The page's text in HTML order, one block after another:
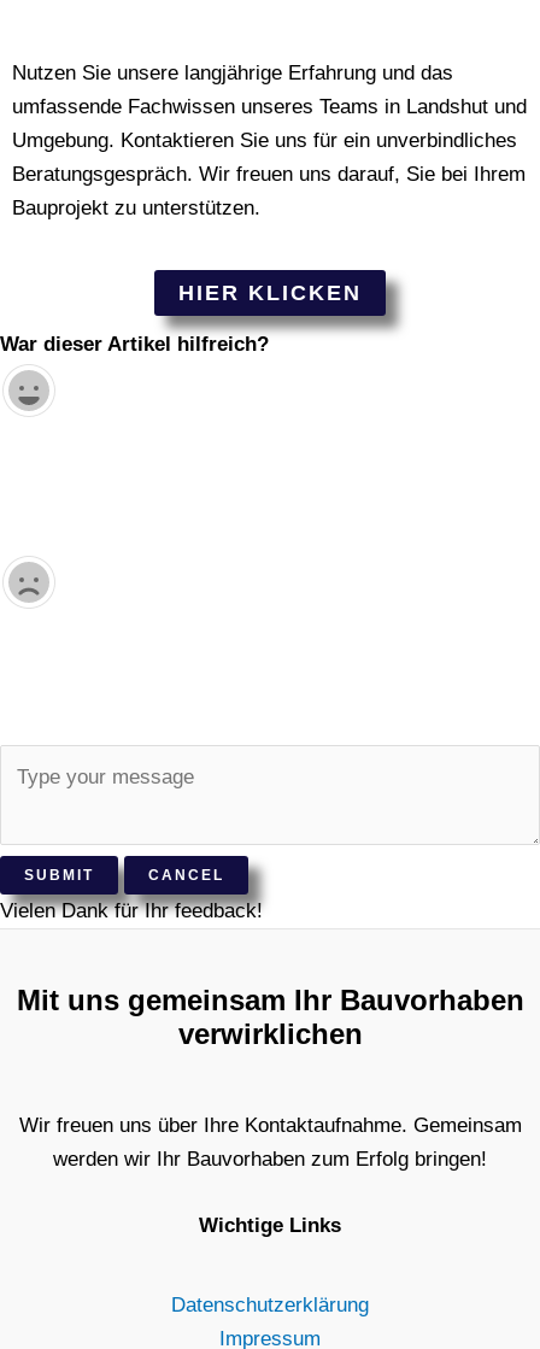
Nutzen Sie unsere langjährige Erfahrung und das
umfassende Fachwissen unseres Teams in Landshut und
Umgebung. Kontaktieren Sie uns für ein unverbindliches
Beratungsgespräch. Wir freuen uns darauf, Sie bei Ihrem
Bauprojekt zu unterstützen.
HIER KLICKEN
War dieser Artikel hilfreich?
SUBMIT CANCEL
Vielen Dank für Ihr feedback!
Mit uns gemeinsam Ihr Bauvorhaben
verwirklichen
Wir freuen uns über Ihre Kontaktaufnahme. Gemeinsam
werden wir Ihr Bauvorhaben zum Erfolg bringen!
Wichtige Links
Datenschutzerklärung
Impressum